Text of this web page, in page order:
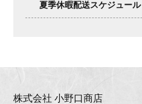
夏季休暇配送スケジュール
株式会社 小野口商店